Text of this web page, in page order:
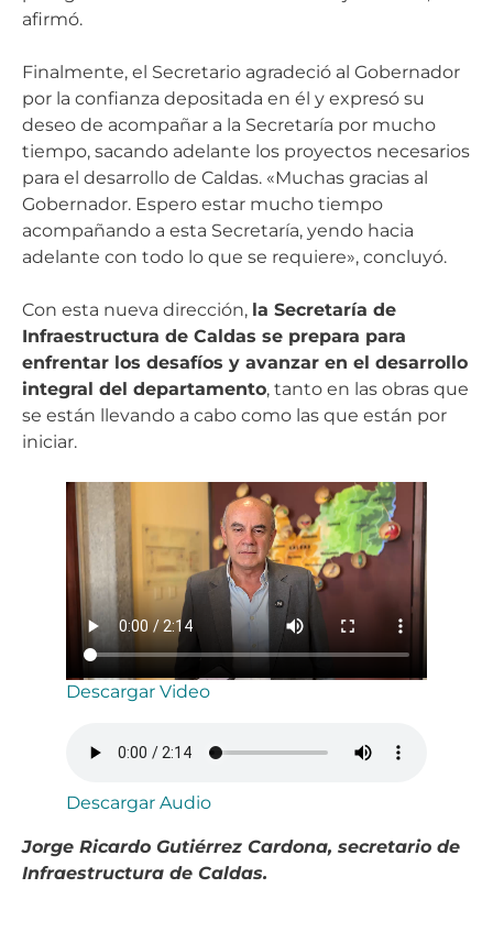
afirmó.
Finalmente, el Secretario agradeció al Gobernador
por la confianza depositada en él y expresó su
deseo de acompañar a la Secretaría por mucho
tiempo, sacando adelante los proyectos necesarios
para el desarrollo de Caldas. «Muchas gracias al
Gobernador. Espero estar mucho tiempo
acompañando a esta Secretaría, yendo hacia
adelante con todo lo que se requiere», concluyó.
Con esta nueva dirección, la Secretaría de
Infraestructura de Caldas se prepara para
enfrentar los desafíos y avanzar en el desarrollo
integral del departamento, tanto en las obras que
se están llevando a cabo como las que están por
iniciar.
Descargar Video
Descargar Audio
Jorge Ricardo Gutiérrez Cardona, secretario de
Infraestructura de Caldas.